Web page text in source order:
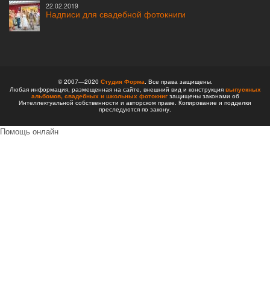
22.02.2019
Надписи для свадебной фотокниги
© 2007—2020 Студия Форма . Все права защищены.
Любая информация, размещенная на сайте, внешний вид и конструкция выпускных
альбомов, свадебных и школьных фотокнигзащищены законами об
Интеллектуальной собственности и авторском праве. Копирование и подделки
преследуются по закону.
Помощь онлайн